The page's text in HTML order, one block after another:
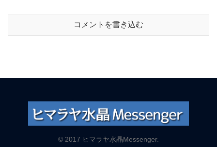
コメントを書き込む
© 2017 ヒマラヤ水晶Messenger.